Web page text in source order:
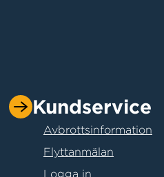
Kundservice
Avbrottsinformation
Flyttanmälan
Logga in